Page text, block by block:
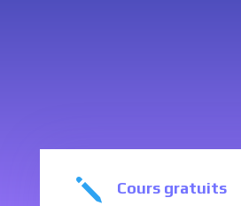
j Cours gratuits